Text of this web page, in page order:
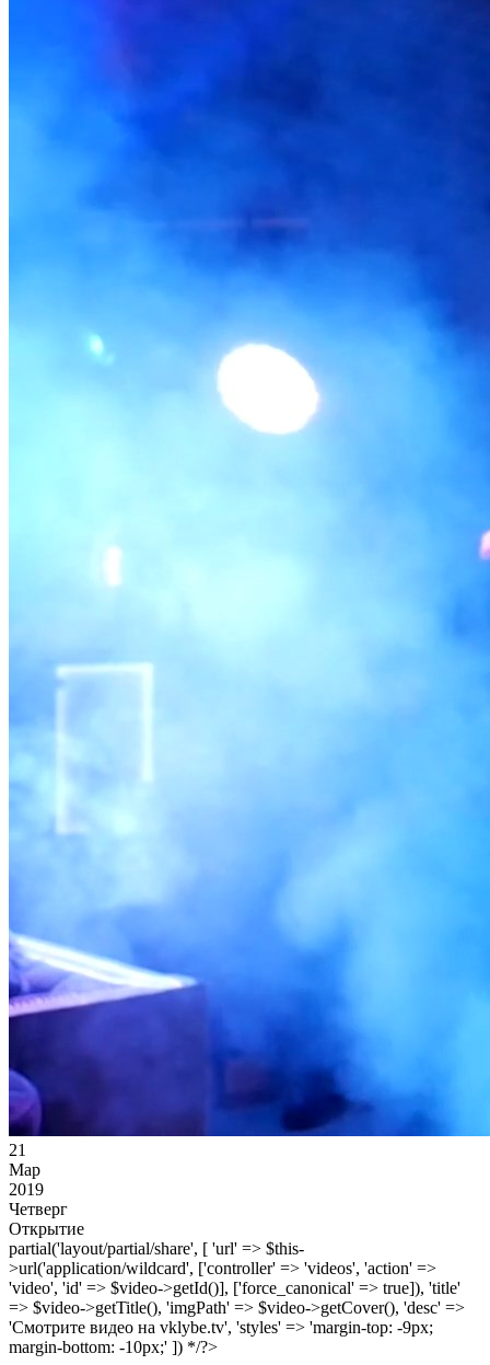
21
Мар
2019
Четверг
Открытие
partial('layout/partial/share', [ 'url' => $this-
>url('application/wildcard', ['controller' => 'videos', 'action' =>
'video', 'id' => $video->getId()], ['force_canonical' => true]), 'title'
=> $video->getTitle(), 'imgPath' => $video->getCover(), 'desc' =>
'Смотрите видео на vklybe.tv', 'styles' => 'margin-top: -9px;
margin-bottom: -10px;' ]) */?>